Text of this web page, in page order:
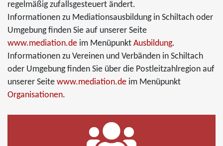
regelmäßig zufallsgesteuert ändert.
Informationen zu Mediationsausbildung in Schiltach oder
Umgebung finden Sie auf unserer Seite
www.mediation.de im Menüpunkt Ausbildung.
Informationen zu Vereinen und Verbänden in Schiltach
oder Umgebung finden Sie über die Postleitzahlregion auf
unserer Seite www.mediation.de im Menüpunkt
Organisationen.